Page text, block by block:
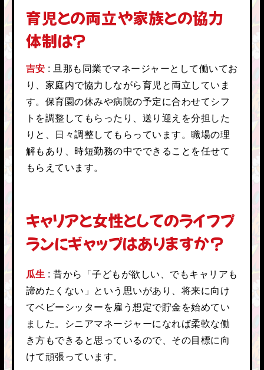
育児との両立や家族との協力
体制は？
吉安
旦那も同業でマネージャーとして働いてお
り、家庭内で協力しながら育児と両立していま
す。保育園の休みや病院の予定に合わせてシフ
トを調整してもらったり、送り迎えを分担した
りと、日々調整してもらっています。職場の理
解もあり、時短勤務の中でできることを任せて
もらえています。
キャリアと女性としてのライフプ
ランにギャップはありますか？
瓜生
昔から「子どもが欲しい、でもキャリアも
諦めたくない」という思いがあり、将来に向け
てベビーシッターを雇う想定で貯金を始めてい
ました。シニアマネージャーになれば柔軟な働
き方もできると思っているので、その目標に向
けて頑張っています。